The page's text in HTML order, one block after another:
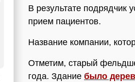
В результате подрядчик
прием пациентов.
Название компании,
Отметим, старый
года. Здание было